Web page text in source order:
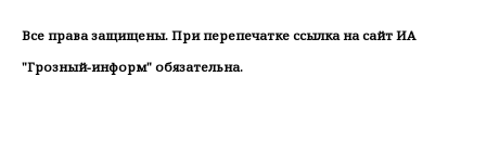
Все права защищены. При перепечатке ссылка на сайт ИА
"Грозный-информ" обязательна.